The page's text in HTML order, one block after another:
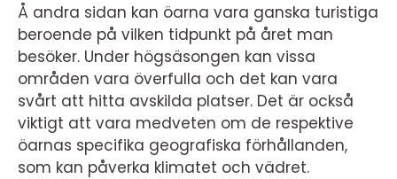
Å andra sidan kan öarna vara ganska turistiga
beroende på vilken tidpunkt på året man
besöker. Under högsäsongen kan vissa
områden vara överfulla och det kan vara
svårt att hitta avskilda platser. Det är också
viktigt att vara medveten om de respektive
öarnas specifika geografiska förhållanden,
som kan påverka klimatet och vädret.